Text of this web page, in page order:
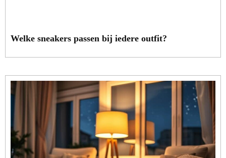
Welke sneakers passen bij iedere outfit?